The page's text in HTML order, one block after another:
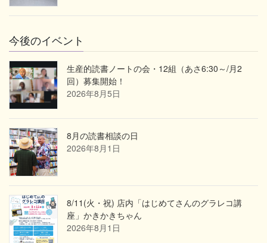
今後のイベント
生産的読書ノートの会・12組（あさ6:30～/月2
回）募集開始！
2026年8月5日
8月の読書相談の日
2026年8月1日
8/11(火・祝) 店内「はじめてさんのグラレコ講
座」かきかきちゃん
2026年8月1日